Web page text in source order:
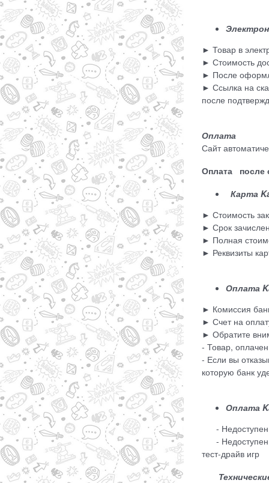
► Товар в
► Стоимость
► После
► Ссылка на
после
Оплата
Сайт
Оплата после
Карта
► Стоимость
► Срок
► Полная
► Реквизиты
Оплата
► Комиссия
► Счет на
► Обратите
- Товар,
- Если вы
которую банк
Оплата
- Недоступен
- Недоступен
тест-драйв игр